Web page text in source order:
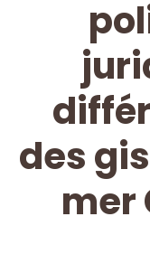
des
mer